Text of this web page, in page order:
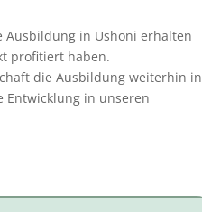
Ausbildung in Ushoni erhalten
profitiert haben.
die Ausbildung weiterhin in
Entwicklung in unseren